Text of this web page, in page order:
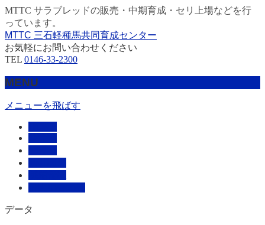
MTTC サラブレッドの販売・中期育成・セリ上場などを行
っています。
MTTC 三石軽種馬共同育成センター
お気軽にお問い合わせください
TEL 0146-33-2300
MENU
メニューを飛ばす
データ